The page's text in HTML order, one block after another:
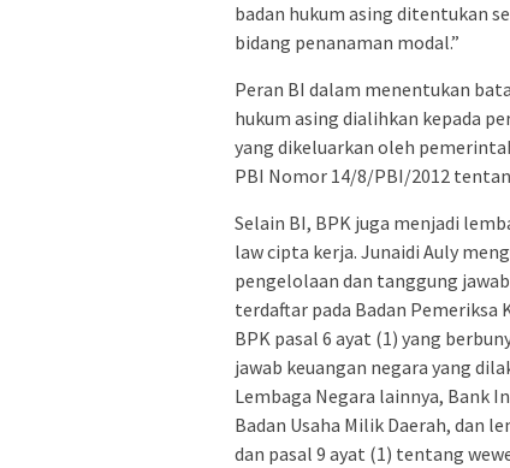
badan hukum asing ditentukan
bidang penanaman modal.”
Peran BI dalam menentukan
hukum asing dialihkan kepada
yang dikeluarkan oleh
PBI Nomor 14/8/PBI/2012
Selain BI, BPK juga menjadi
law cipta kerja. Junaidi Auly
pengelolaan dan tanggung
terdaftar pada Badan Pemeriksa
BPK pasal 6 ayat (1) yang
jawab keuangan negara yang
Lembaga Negara lainnya, Bank
Badan Usaha Milik Daerah, dan
dan pasal 9 ayat (1) tentang